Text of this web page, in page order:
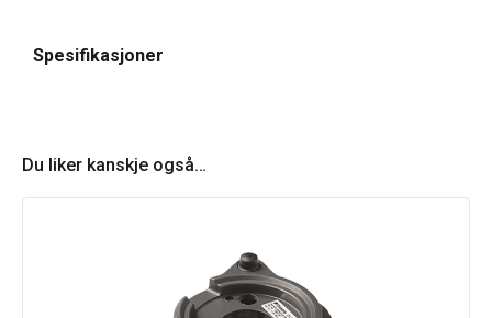
Spesifikasjoner
Du liker kanskje også…